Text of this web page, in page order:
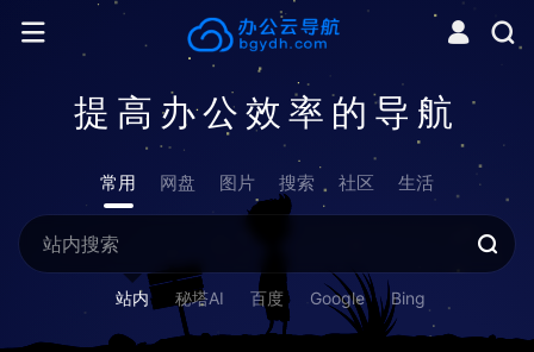
提高办公效率的导航
常用 网盘 图片 搜索 社区 生活
站内 秘塔AI 百度 Google Bing